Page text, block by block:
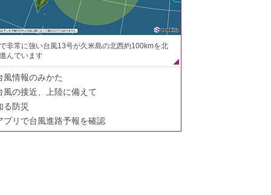
非常に強い台風13号が久米島の北西約100kmを北
んでいます
風情報のみかた
風の接近、上陸に備えて
る防災
プリで台風進路予報を確認